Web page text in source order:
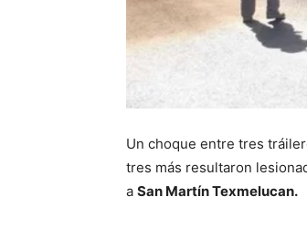
Un choque entre tres
tres más resultaron
a San Martín Texmelucan.